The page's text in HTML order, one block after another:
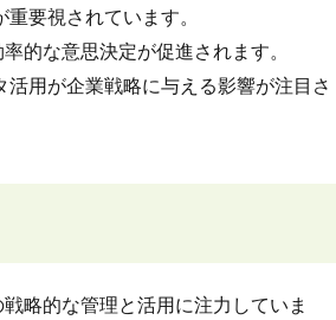
要視されています。
的な意思決定が促進されます。
用が企業戦略に与える影響が注目さ
略的な管理と活用に注力していま